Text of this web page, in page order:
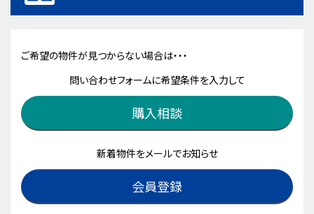
ご希望の物件が見つからない場合は・・・
問い合わせフォームに希望条件を入力して
購入相談
新着物件をメールでお知らせ
会員登録